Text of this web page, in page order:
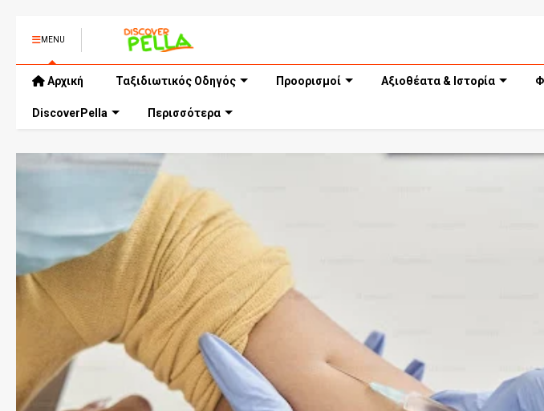
MENU
Αρχική Ταξιδιωτικός Οδηγός Προορισμοί Αξιοθέατα & Ιστορία
DiscoverPella Περισσότερα